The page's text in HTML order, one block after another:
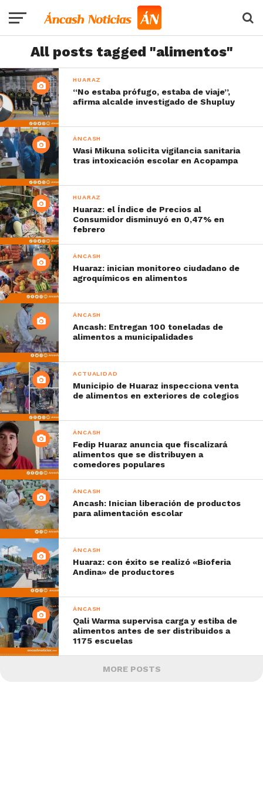
All posts tagged "alimentos"
HUARAZ
“No estaba prófugo, estaba de viaje”,
afirma alcalde investigado de Shupluy
ÁNCASH
Wasi Mikuna solicita vigilancia sanitaria
tras intoxicación escolar en Acopampa
HUARAZ
Huaraz: el Índice de Precios al
Consumidor disminuyó en 0,47% en
febrero
ÁNCASH
Huaraz: inician monitoreo ciudadano de
agroquímicos en alimentos
ÁNCASH
Ancash: Entregan 100 toneladas de
alimentos a municipalidades
ACTUALIDAD
Municipio de Huaraz inspecciona venta
de alimentos en exteriores de colegios
ÁNCASH
Fedip Huaraz anuncia que fiscalizará
alimentos que se distribuyen a
comedores populares
ÁNCASH
Ancash: Inician liberación de productos
para alimentación escolar
ÁNCASH
Huaraz: con éxito se realizó «Bioferia
Andina» de productores
ÁNCASH
Qali Warma supervisa carga y estiba de
alimentos antes de ser distribuidos a
1175 escuelas
MORE POSTS